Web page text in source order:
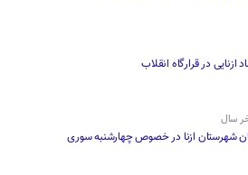
در قرارگاه انقلاب
سال
شهرستان ازنا در خصوص چهارشنبه ‌سوری